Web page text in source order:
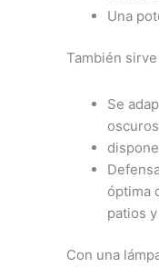
Una
También
Se
óptima
patios
Con una